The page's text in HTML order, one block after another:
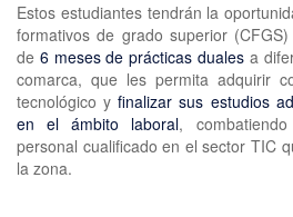
Estos estudiantes tendrán la
formativos de grado superior
de 6 meses de prácticas duales a
comarca, que les permita adquirir
tecnológico y finalizar sus estudios
en el ámbito laboral,
personal cualificado en el sector TIC
la zona.